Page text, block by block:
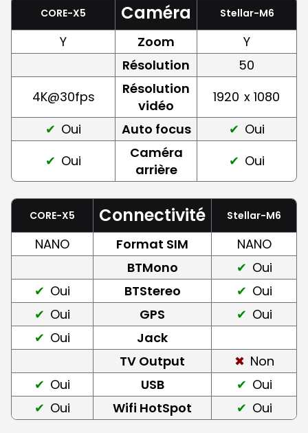
CORE-X5 Caméra Stellar-M6
Y Zoom
Y
Résolution
50
4K@30fps
Résolution
vidéo
1920 x 1080
Oui
Auto focus
Oui
Oui
Caméra
arrière
Oui
CORE-X5 Connectivité Stellar-M6
NANO Format SIM
NANO
BTMono
Oui
Oui
BTStereo
Oui
Oui
GPS
Oui
Oui
Jack
TV Output
Non
Oui
USB
Oui
Oui
Wifi HotSpot Oui